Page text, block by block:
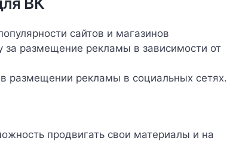
сайтов и магазинов
за размещение рекламы в зависимости от
размещении рекламы в социальных сетях.
продвигать свои материалы и на